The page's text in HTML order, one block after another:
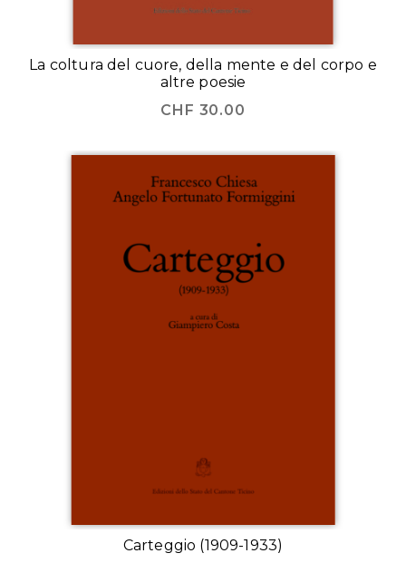
La coltura del cuore, della mente e del corpo e
altre poesie
CHF 30.00
Carteggio (1909-1933)